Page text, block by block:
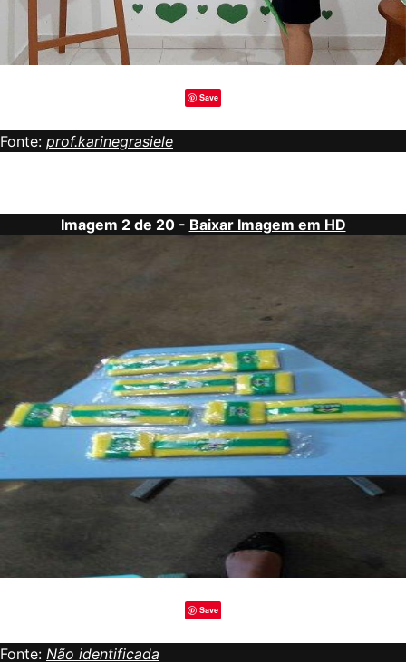
Save
Fonte: prof.karinegrasiele
Imagem 2 de 20 - Baixar Imagem em HD
Save
Fonte: Não identificada